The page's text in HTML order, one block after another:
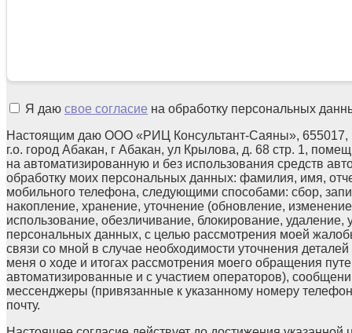
Я даю свое согласие на обработку персональных
Настоящим даю ООО «РИЦ Консультант-Саяны», 655017,
г.о. город Абакан, г Абакан, ул Крылова, д. 68 стр. 1,
на автоматизированную и без использования средств
обработку моих персональных данных: фамилия, имя,
мобильного телефона, следующими способами: сбор,
накопление, хранение, уточнение (обновление,
использование, обезличивание, блокирование, удаление,
персональных данных, с целью рассмотрения моей
связи со мной в случае необходимости уточнения
меня о ходе и итогах рассмотрения моего обращения
автоматизированные и с участием операторов),
мессенджеры (привязанные к указанному номеру
почту.